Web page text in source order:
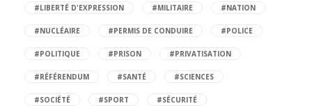
#LIBERTÉ D'EXPRESSION #MILITAIRE #NATION
#NUCLÉAIRE #PERMIS DE CONDUIRE #POLICE
#POLITIQUE #PRISON #PRIVATISATION
#RÉFÉRENDUM #SANTÉ #SCIENCES
#SOCIÉTÉ #SPORT #SÉCURITÉ